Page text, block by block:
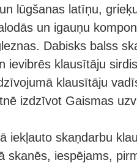
lūgšanas latīņu,
un igauņu
Dabisks balss
ievibrēs klausītāju
klausītāju
izdzīvot Gaismas
iekļauto skaņdarbu
skanēs, iespējams,